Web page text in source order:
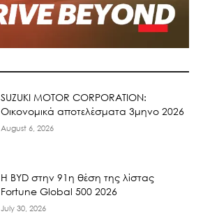
SUZUKI MOTOR CORPORATION:
Οικονομικά αποτελέσματα 3μηνο 2026
August 6, 2026
Η BYD στην 91η θέση της λίστας
Fortune Global 500 2026
July 30, 2026